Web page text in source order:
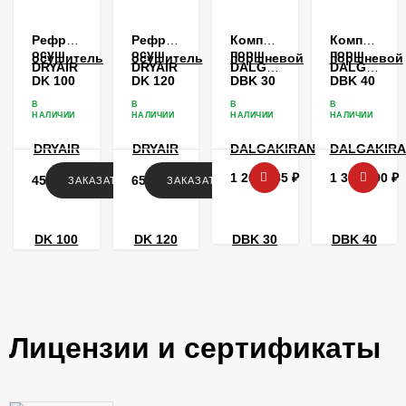
Рефрижераторный
осушитель
DRYAIR
DK 100
В
НАЛИЧИИ
453 562 ₽
ЗАКАЗАТЬ
Рефрижераторный
осушитель
DRYAIR
DK 120
В
НАЛИЧИИ
657 759 ₽
ЗАКАЗАТЬ
Компрессор
поршневой
DALGAKIRAN
DBK 30
В
НАЛИЧИИ
1 209 185 ₽
поршневой
DBK 40
В
НАЛИЧИИ
1 307 990 ₽
Лицензии и сертификаты